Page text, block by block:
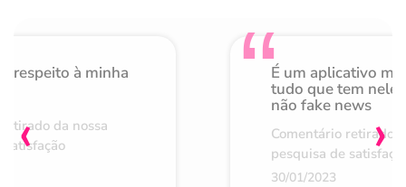
respeito à minha
da nossa
É um aplicativo
tudo que tem nele
não fake news
Comentário retirado
pesquisa de
30/01/2023
‹ ›